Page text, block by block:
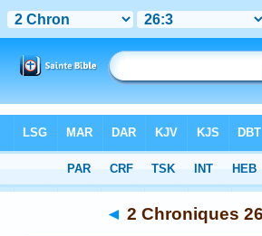
>Chapitre 26 > Verset 3
◄ 2 Chroniques